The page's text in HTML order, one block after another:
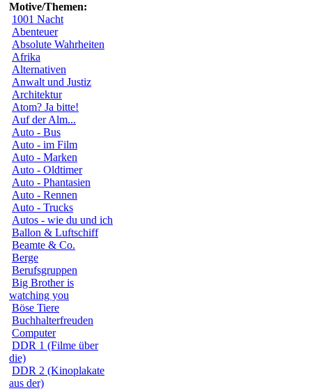
Motive/Themen:
1001 Nacht
Abenteuer
Absolute Wahrheiten
Afrika
Alternativen
Anwalt und Justiz
Architektur
Atom? Ja bitte!
Auf der Alm...
Auto - Bus
Auto - im Film
Auto - Marken
Auto - Oldtimer
Auto - Phantasien
Auto - Rennen
Auto - Trucks
Autos - wie du und ich
Ballon & Luftschiff
Beamte & Co.
Berge
Berufsgruppen
Big Brother is
watching you
Böse Tiere
Buchhalterfreuden
Computer
DDR 1 (Filme über
die)
DDR 2 (Kinoplakate
aus der)